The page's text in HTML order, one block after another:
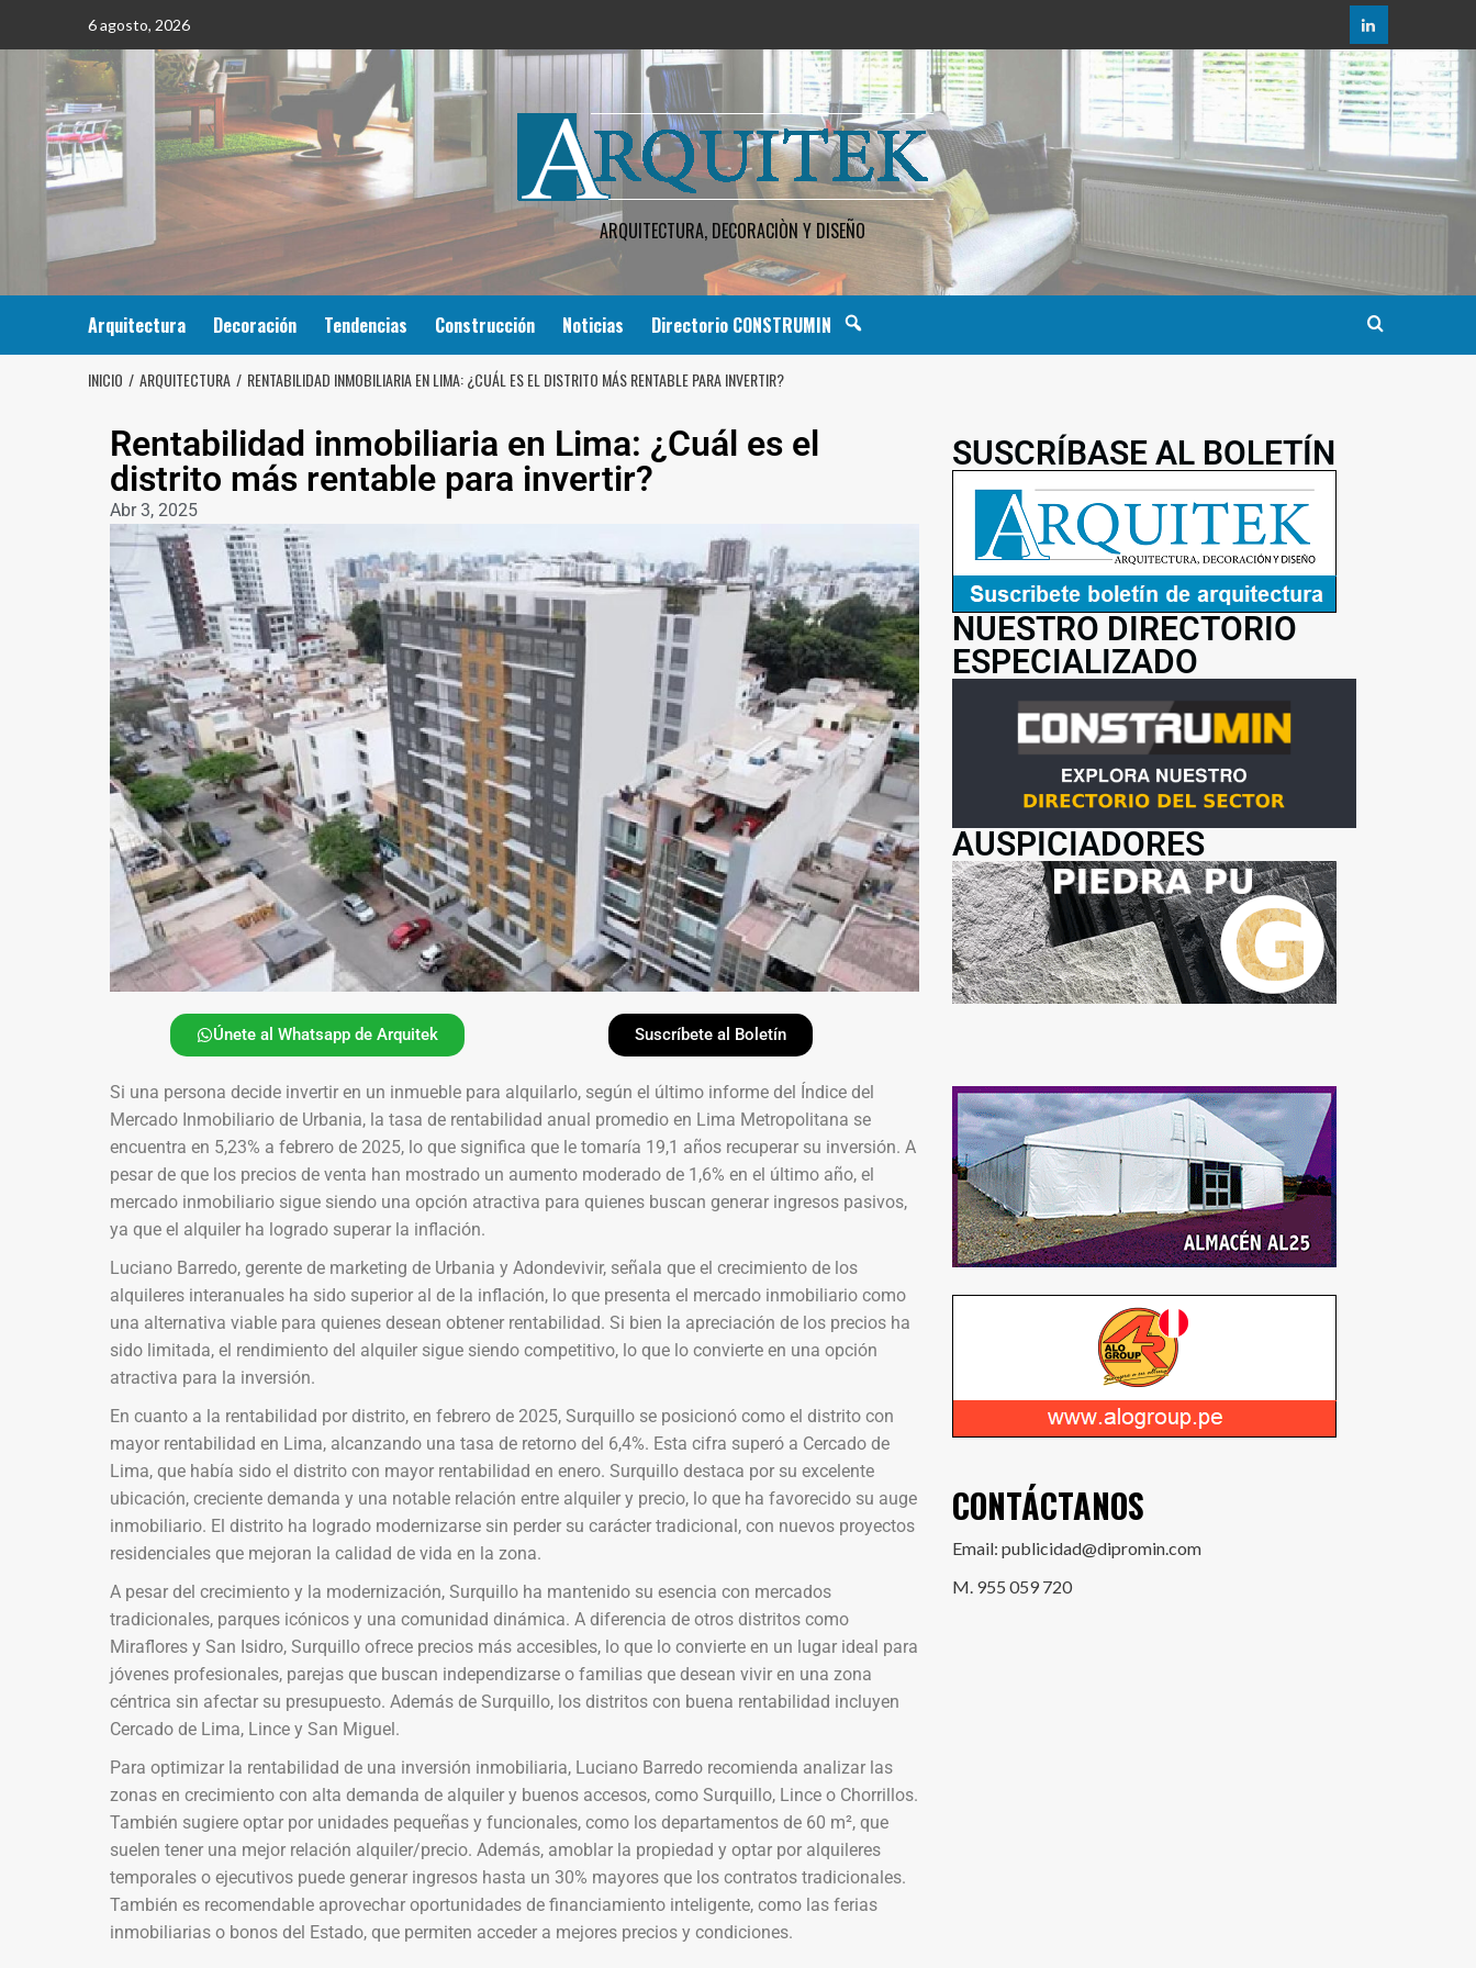
6 agosto, 2026
ARQUITECTURA, DECORACIÒN Y DISEÑO
Arquitectura Decoración Tendencias Construcción Noticias Directorio CONSTRUMIN
INICIO ARQUITECTURA RENTABILIDAD INMOBILIARIA EN LIMA: ¿CUÁL ES EL DISTRITO MÁS RENTABLE PARA INVERTIR?
Rentabilidad inmobiliaria en Lima: ¿Cuál es el
distrito más rentable para invertir?
Abr 3, 2025
Únete al Whatsapp de Arquitek Suscríbete al Boletín
Si una persona decide invertir en un inmueble para alquilarlo, según el último informe del Índice del
Mercado Inmobiliario de Urbania, la tasa de rentabilidad anual promedio en Lima Metropolitana se
encuentra en 5,23% a febrero de 2025, lo que significa que le tomaría 19,1 años recuperar su inversión. A
pesar de que los precios de venta han mostrado un aumento moderado de 1,6% en el último año, el
mercado inmobiliario sigue siendo una opción atractiva para quienes buscan generar ingresos pasivos,
ya que el alquiler ha logrado superar la inflación.
Luciano Barredo, gerente de marketing de Urbania y Adondevivir, señala que el crecimiento de los
alquileres interanuales ha sido superior al de la inflación, lo que presenta el mercado inmobiliario como
una alternativa viable para quienes desean obtener rentabilidad. Si bien la apreciación de los precios ha
sido limitada, el rendimiento del alquiler sigue siendo competitivo, lo que lo convierte en una opción
atractiva para la inversión.
En cuanto a la rentabilidad por distrito, en febrero de 2025, Surquillo se posicionó como el distrito con
mayor rentabilidad en Lima, alcanzando una tasa de retorno del 6,4%. Esta cifra superó a Cercado de
Lima, que había sido el distrito con mayor rentabilidad en enero. Surquillo destaca por su excelente
ubicación, creciente demanda y una notable relación entre alquiler y precio, lo que ha favorecido su auge
inmobiliario. El distrito ha logrado modernizarse sin perder su carácter tradicional, con nuevos proyectos
residenciales que mejoran la calidad de vida en la zona.
A pesar del crecimiento y la modernización, Surquillo ha mantenido su esencia con mercados
tradicionales, parques icónicos y una comunidad dinámica. A diferencia de otros distritos como
Miraflores y San Isidro, Surquillo ofrece precios más accesibles, lo que lo convierte en un lugar ideal para
jóvenes profesionales, parejas que buscan independizarse o familias que desean vivir en una zona
céntrica sin afectar su presupuesto. Además de Surquillo, los distritos con buena rentabilidad incluyen
Cercado de Lima, Lince y San Miguel.
Para optimizar la rentabilidad de una inversión inmobiliaria, Luciano Barredo recomienda analizar las
zonas en crecimiento con alta demanda de alquiler y buenos accesos, como Surquillo, Lince o Chorrillos.
También sugiere optar por unidades pequeñas y funcionales, como los departamentos de 60 m², que
suelen tener una mejor relación alquiler/precio. Además, amoblar la propiedad y optar por alquileres
temporales o ejecutivos puede generar ingresos hasta un 30% mayores que los contratos tradicionales.
También es recomendable aprovechar oportunidades de financiamiento inteligente, como las ferias
inmobiliarias o bonos del Estado, que permiten acceder a mejores precios y condiciones.
SUSCRÍBASE AL BOLETÍN
NUESTRO DIRECTORIO
ESPECIALIZADO
AUSPICIADORES
CONTÁCTANOS
Email: publicidad@dipromin.com
M. 955 059 720